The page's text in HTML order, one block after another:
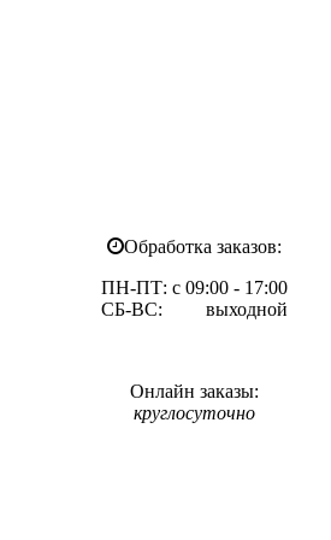
Обработка заказов:
ПН-ПТ: с 09:00 - 17:00
СБ-ВС: выходной
Онлайн заказы:
круглосуточно